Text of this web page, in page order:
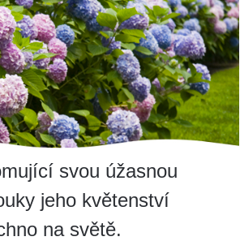
svou úžasnou
jeho květenství
na světě.